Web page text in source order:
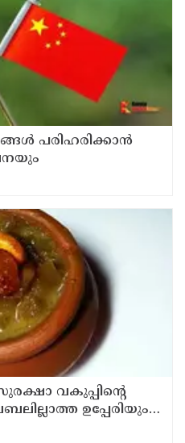
പരിഹരിക്കാൻ
വകുപ്പിന്റെ
ഉപ്പേരിയും
പിടികൂടും